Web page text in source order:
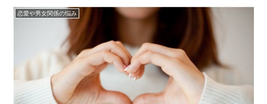
いせいかもしれませんよ。ただ相手に気持ちを寄せているだけで、好
きな人から告...
恋愛や男女関係の悩み